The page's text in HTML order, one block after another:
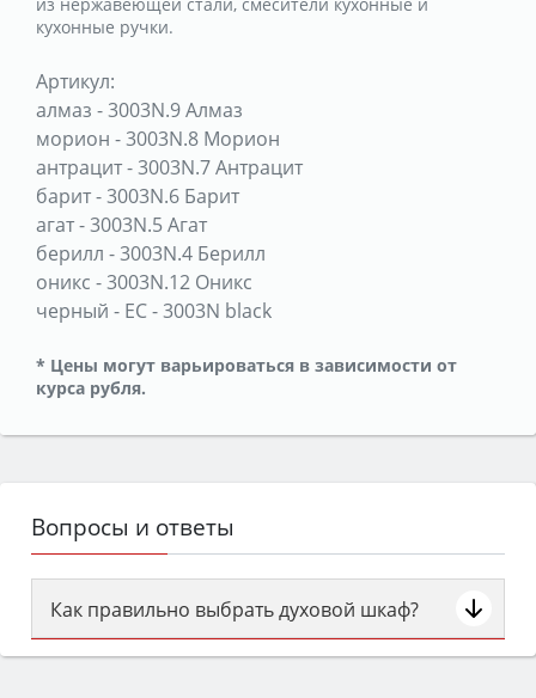
кухонные ручки.
Артикул:
алмаз -3003N.9 Алмаз
морион -3003N.8 Морион
антрацит-3003N.7 Антрацит
барит-3003N.6 Барит
агат-3003N.5 Агат
берилл -3003N.4 Берилл
оникс -3003N.12 Оникс
черный - ЕС - 3003N black
* Цены могут варьироваться в зависимости от
курса рубля.
Вопросы и ответы
Как правильно выбрать духовой шкаф?
Сначала определитесь с типом (газовый или